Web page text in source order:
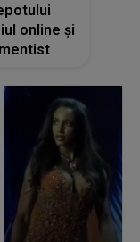
online și